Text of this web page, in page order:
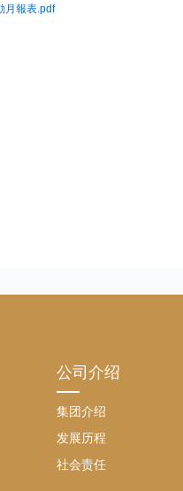
月報表.pdf
公司介绍
集团介绍
发展历程
社会责任